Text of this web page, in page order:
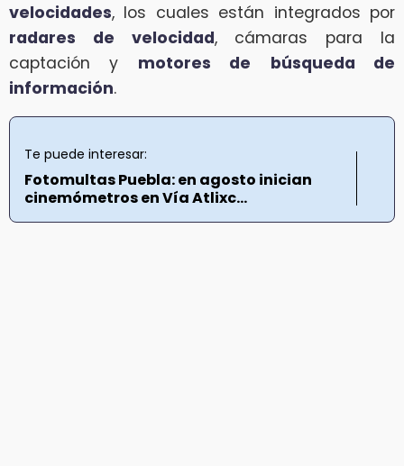
velocidades, los cuales están integrados por
radares de velocidad, cámaras para la
captación y motores de
búsqueda de
información.
Te puede interesar:
Fotomultas Puebla: en agosto inician
cinemómetros en Vía Atlixc...